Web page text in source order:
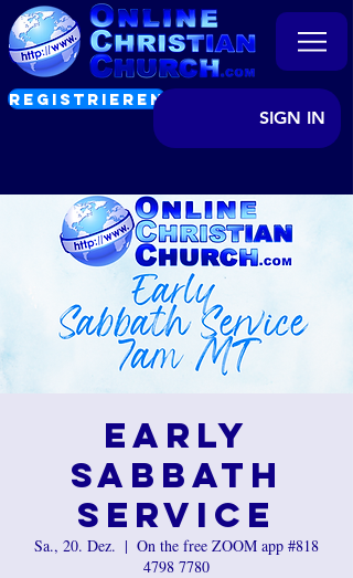
REGISTRIEREN
SIGN IN
Early
Sabbath
Service
Sa., 20. Dez.
  |
On the free ZOOM app #818
4798 7780